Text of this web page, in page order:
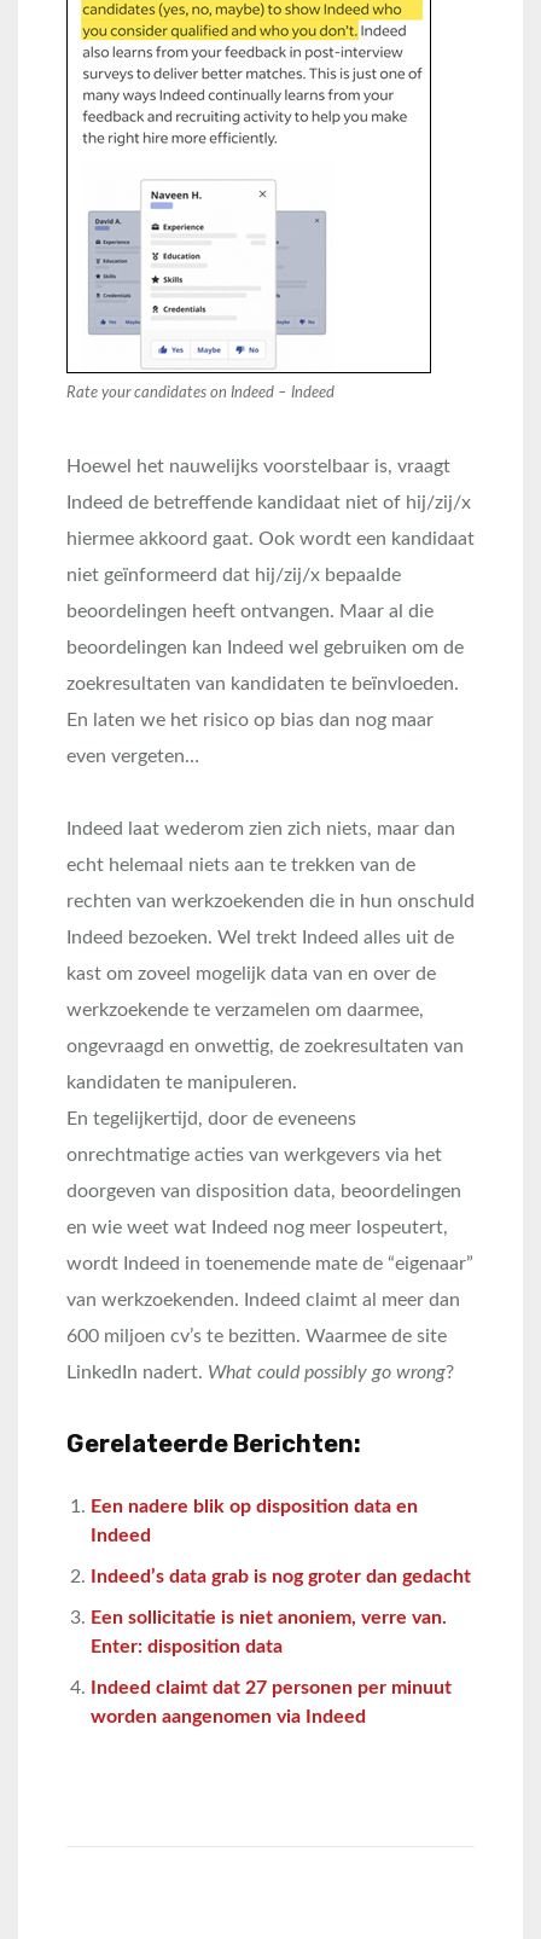
Rate your candidates on Indeed – Indeed
Hoewel het nauwelijks voorstelbaar is, vraagt
Indeed de betreffende kandidaat niet of hij/zij/x
hiermee akkoord gaat. Ook wordt een kandidaat
niet geïnformeerd dat hij/zij/x bepaalde
beoordelingen heeft ontvangen. Maar al die
beoordelingen kan Indeed wel gebruiken om de
zoekresultaten van kandidaten te beïnvloeden.
En laten we het risico op bias dan nog maar
even vergeten…
Indeed laat wederom zien zich niets, maar dan
echt helemaal niets aan te trekken van de
rechten van werkzoekenden die in hun onschuld
Indeed bezoeken. Wel trekt Indeed alles uit de
kast om zoveel mogelijk data van en over de
werkzoekende te verzamelen om daarmee,
ongevraagd en onwettig, de zoekresultaten van
kandidaten te manipuleren.
En tegelijkertijd, door de eveneens
onrechtmatige acties van werkgevers via het
doorgeven van disposition data, beoordelingen
en wie weet wat Indeed nog meer lospeutert,
wordt Indeed in toenemende mate de “eigenaar”
van werkzoekenden. Indeed claimt al meer dan
600 miljoen cv’s te bezitten. Waarmee de site
LinkedIn nadert. What could possibly go wrong?
Gerelateerde Berichten:
Een nadere blik op disposition data en
Indeed
Indeed’s data grab is nog groter dan gedacht
Een sollicitatie is niet anoniem, verre van.
Enter: disposition data
Indeed claimt dat 27 personen per minuut
worden aangenomen via Indeed